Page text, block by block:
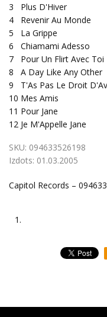
3
Plus D'Hiver
4
Revenir Au Monde
5
La Grippe
6
Chiamami Adesso
7
Pour Un Flirt Avec Toi
8
A Day Like Any Other
9
T'As Pas Le Droit
10 Mes Amis
11 Pour Jane
12 Je M'Appelle Jane
SKU: 094633526198
Izdots: 01.03.2005
Capitol Records –
1.